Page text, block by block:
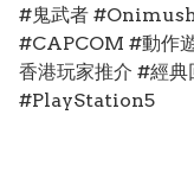
#鬼武者
#CAPCOM #動作
香港玩家推介 #經
#PlayStation5